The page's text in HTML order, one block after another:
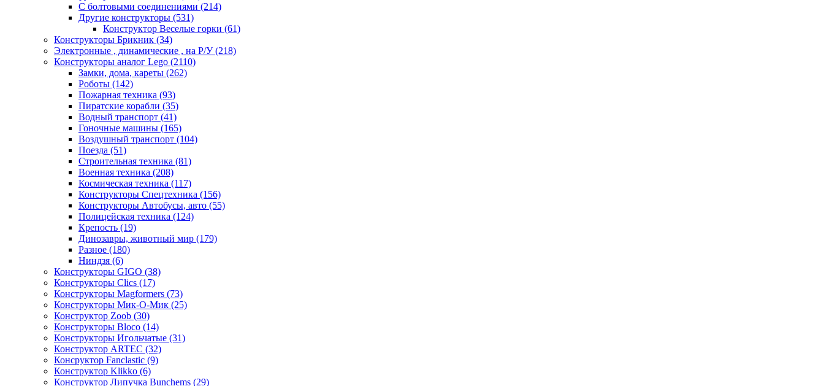
С болтовыми соединениями (214)
Другие конструкторы (531)
Конструктор Веселые горки (61)
Конструкторы Брикник (34)
Электронные , динамические , на Р/У(218)
Конструкторы аналог Lego (2110)
Замки, дома, кареты (262)
Роботы (142)
Пожарная техника (93)
Пиратские корабли (35)
Водный транспорт (41)
Гоночные машины (165)
Воздушный транспорт (104)
Поезда (51)
Строительная техника (81)
Военная техника (208)
Космическая техника (117)
Конструкторы Спецтехника (156)
Конструкторы Автобусы, авто (55)
Полицейская техника (124)
Крепость (19)
Динозавры, животный мир (179)
Разное (180)
Ниндзя (6)
Конструкторы GIGO (38)
Конструкторы Clics (17)
Конструкторы Magformers (73)
Конструкторы Мик-О-Мик (25)
Конструктор Zoob (30)
Конструкторы Bloco (14)
Конструкторы Игольчатые (31)
Конструктор ARTEC (32)
Консруктор Fanclastic (9)
Конструктор Klikko (6)
Конструктор Липучка Bunchems (29)